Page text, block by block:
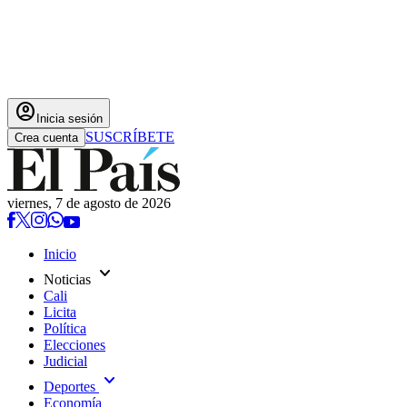
account_circle Inicia sesión
Crea cuenta SUSCRÍBETE
viernes, 7 de agosto de 2026
Inicio
Noticias expand_more
Cali
Licita
Política
Elecciones
Judicial
Deportes expand_more
Economía